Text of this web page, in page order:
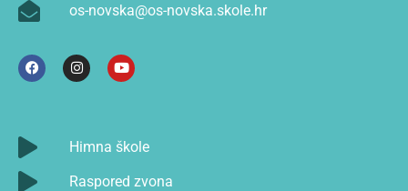
os-novska@os-novska.skole.hr
Himna škole
Raspored zvona